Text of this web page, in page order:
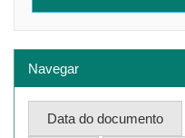
Navegar